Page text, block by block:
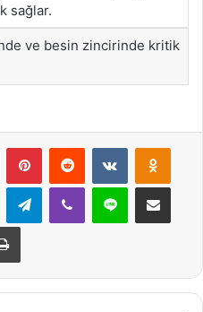
sağlar.
ve besin zincirinde kritik
PinterestReddit VKontakte
TelegramViber Line E-Posta ile
Yazdır